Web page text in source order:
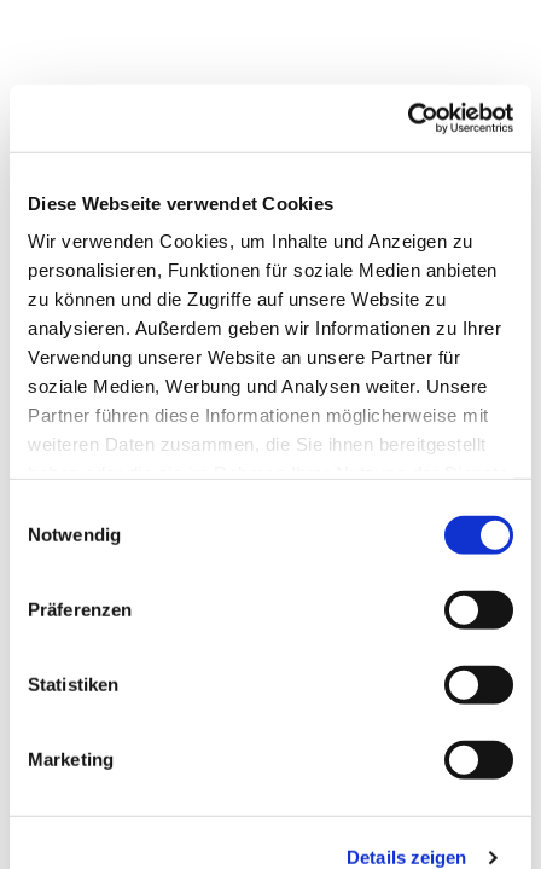
Diese Webseite verwendet Cookies
Wir verwenden Cookies, um Inhalte und Anzeigen zu
personalisieren, Funktionen für soziale Medien anbieten
zu können und die Zugriffe auf unsere Website zu
analysieren. Außerdem geben wir Informationen zu Ihrer
Verwendung unserer Website an unsere Partner für
soziale Medien, Werbung und Analysen weiter. Unsere
Partner führen diese Informationen möglicherweise mit
weiteren Daten zusammen, die Sie ihnen bereitgestellt
Notwendig
Präferenzen
Statistiken
Marketing
Details zeigen
Dies könnte Sie auch